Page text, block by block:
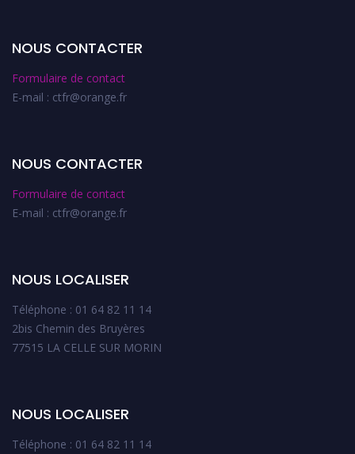
NOUS CONTACTER
Formulaire de contact
E-mail : ctfr@orange.fr
NOUS CONTACTER
Formulaire de contact
E-mail : ctfr@orange.fr
NOUS LOCALISER
Téléphone : 01 64 82 11 14
2bis Chemin des Bruyères
77515 LA CELLE SUR MORIN
NOUS LOCALISER
Téléphone : 01 64 82 11 14